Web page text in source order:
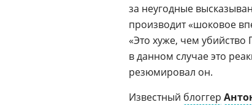
за неугодные
производит «шоковое
«Это хуже, чем
в данном случае это
резюмировал он.
Известный блоггер